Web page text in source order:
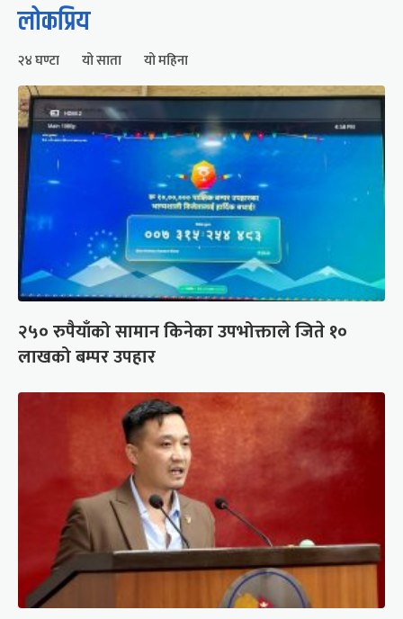
लोकप्रिय
२४ घण्टा यो साता यो महिना
२५० रुपैयाँको सामान किनेका उपभोक्ताले जिते १०
लाखको बम्पर उपहार